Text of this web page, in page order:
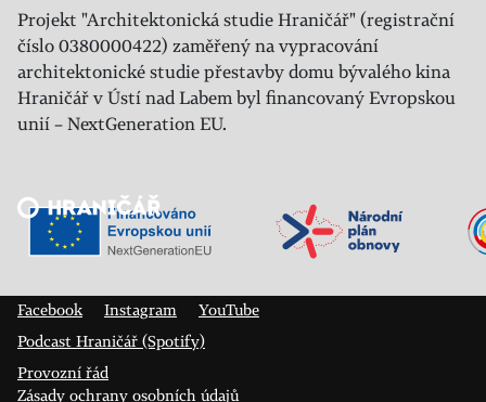
Projekt "Architektonická studie Hraničář" (registrační
číslo 0380000422) zaměřený na vypracování
architektonické studie přestavby domu bývalého kina
Hraničář v Ústí nad Labem byl financovaný Evropskou
unií – NextGeneration EU.
Veřejný sál Hraničář, spolek
Facebook
Instagram
YouTube
Podcast Hraničář (Spotify)
Provozní řád
Zásady ochrany osobních údajů